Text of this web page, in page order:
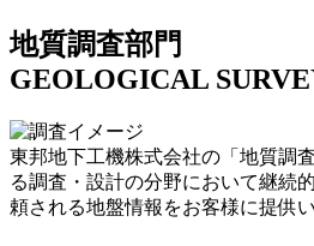
地質調査部門
GEOLOGICAL
東邦地下工機株式会社の「地質調
る調査・設計の分野において継続
頼される地盤情報をお客様に提供